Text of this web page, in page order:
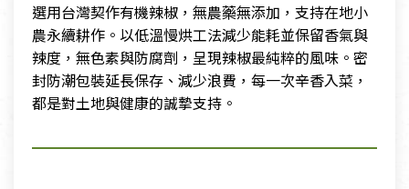
選用台灣契作有機辣椒，無農藥無添加，支持在地小
農永續耕作。以低溫慢烘工法減少能耗並保留香氣與
辣度，無色素與防腐劑，呈現辣椒最純粹的風味。密
封防潮包裝延長保存、減少浪費，每一次辛香入菜，
都是對土地與健康的誠摯支持。